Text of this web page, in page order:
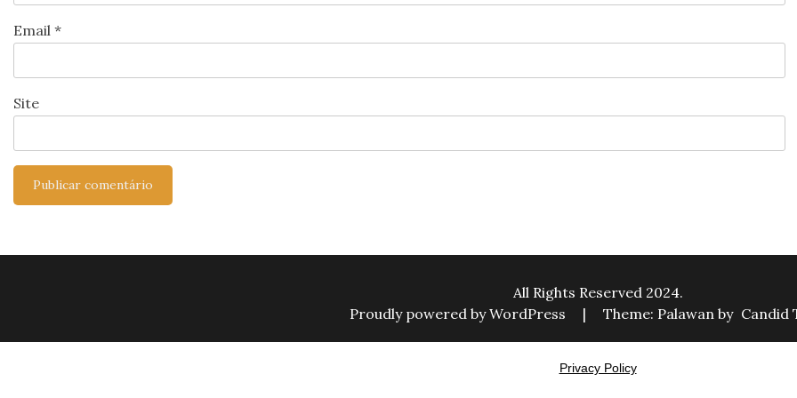
Email *
Site
All Rights Reserved 2024.
Proudly powered by WordPress
| Theme: Palawan by Candid
Privacy Policy